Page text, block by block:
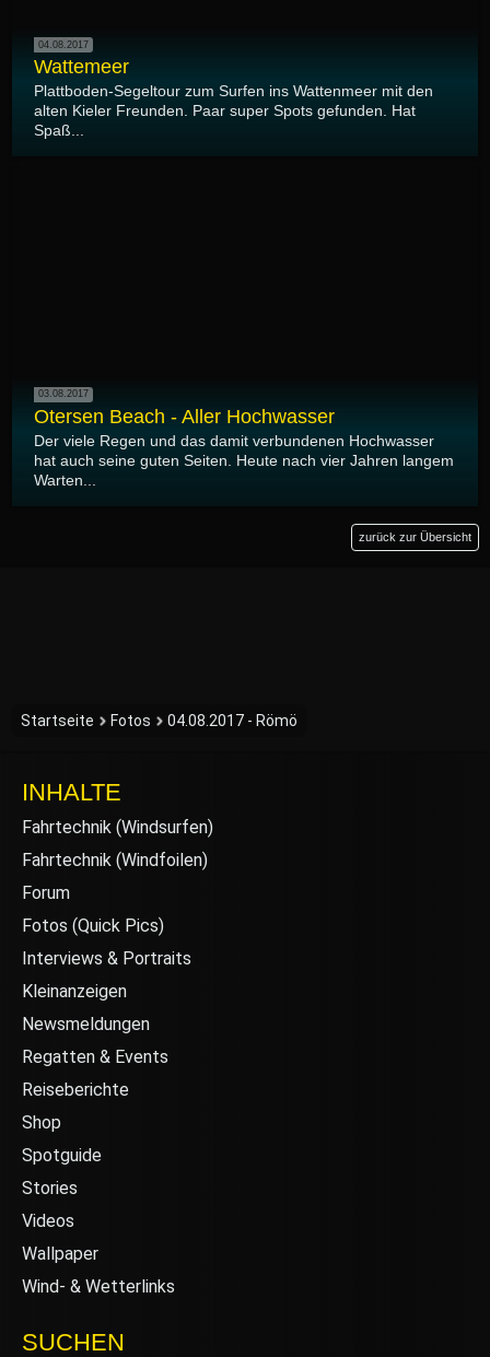
04.08.2017
Wattemeer
Plattboden-Segeltour zum Surfen ins Wattenmeer mit den
alten Kieler Freunden. Paar super Spots gefunden. Hat
Spaß...
03.08.2017
Otersen Beach - Aller Hochwasser
Der viele Regen und das damit verbundenen Hochwasser
hat auch seine guten Seiten. Heute nach vier Jahren langem
Warten...
zurück zur Übersicht
Startseite Fotos 04.08.2017 - Römö
INHALTE
Fahrtechnik (Windsurfen)
Fahrtechnik (Windfoilen)
Forum
Fotos (Quick Pics)
Interviews & Portraits
Kleinanzeigen
Newsmeldungen
Regatten & Events
Reiseberichte
Shop
Spotguide
Stories
Videos
Wallpaper
Wind- & Wetterlinks
SUCHEN